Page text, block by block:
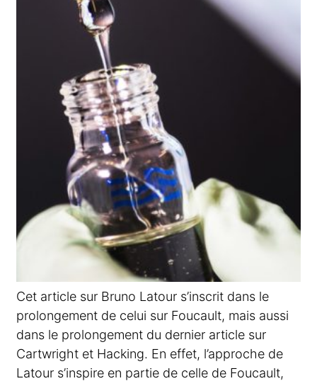
Cet article sur Bruno Latour s’inscrit dans le
prolongement de celui sur Foucault, mais aussi
dans le prolongement du dernier article sur
Cartwright et Hacking. En effet, l’approche de
Latour s’inspire en partie de celle de Foucault,